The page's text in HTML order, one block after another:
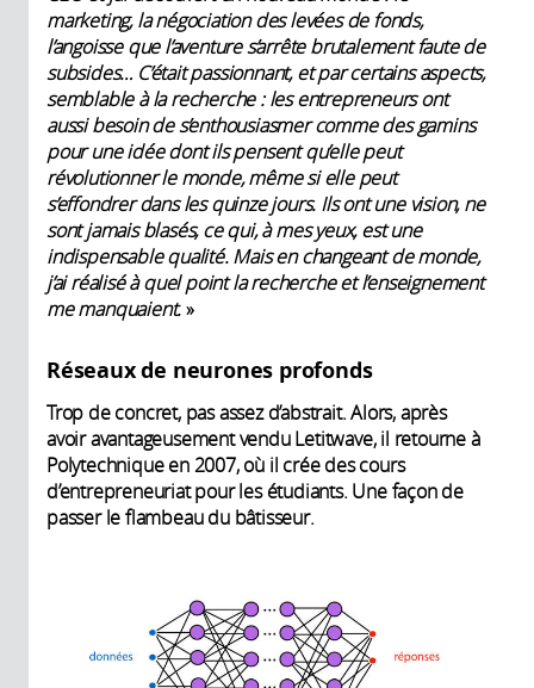
marketing, la négociation des levées de fonds,
l’angoisse que l’aventure s’arrête brutalement faute de
subsides… C’était passionnant, et par certains aspects,
semblable à la recherche : les entrepreneurs ont
aussi besoin de s’enthousiasmer comme des gamins
pour une idée dont ils pensent qu’elle peut
révolutionner le monde, même si elle peut
s’effondrer dans les quinze jours. Ils ont une vision, ne
sont jamais blasés, ce qui, à mes yeux, est une
indispensable qualité. Mais en changeant de monde,
j’ai réalisé à quel point la recherche et l’enseignement
me manquaient.»
Réseaux de neurones profonds
Trop de concret, pas assez d’abstrait. Alors, après
avoir avantageusement vendu Letitwave, il retourne à
Polytechnique en 2007, où il crée des cours
d’entrepreneuriat pour les étudiants. Une façon de
passer le flambeau du bâtisseur.